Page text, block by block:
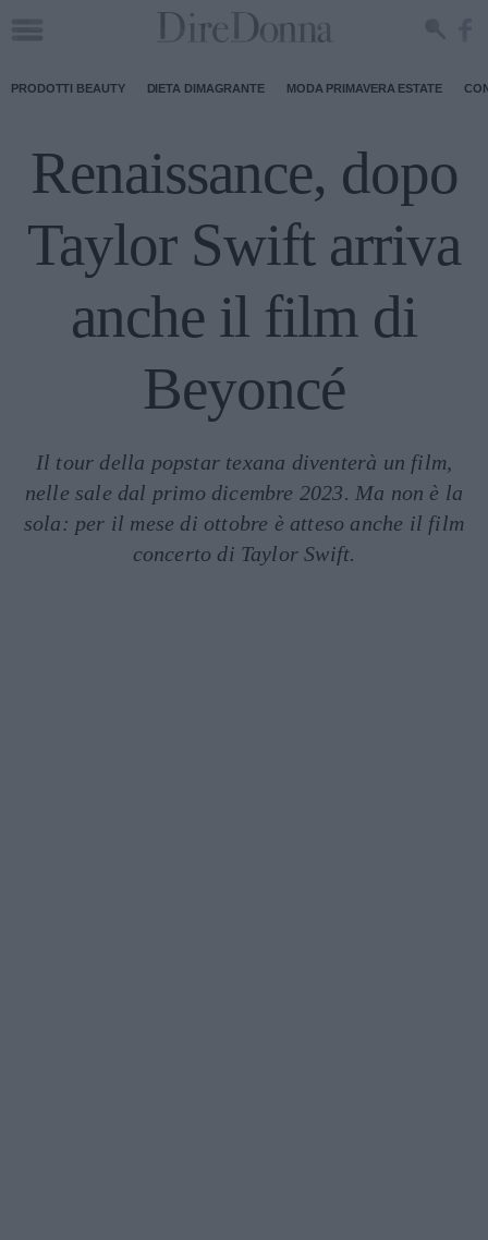
PRODOTTI BEAUTY DIETA DIMAGRANTE MODA PRIMAVERA ESTATE
Renaissance, dopo
Taylor Swift arriva
anche il film di
Beyoncé
Il tour della popstar texana diventerà un film,
nelle sale dal primo dicembre 2023. Ma non è la
sola: per il mese di ottobre è atteso anche il film
concerto di Taylor Swift.